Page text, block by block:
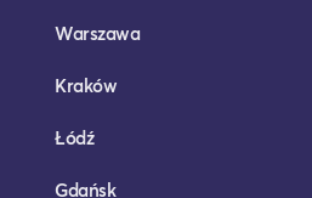
Warszawa
Kraków
Łódź
Gdańsk